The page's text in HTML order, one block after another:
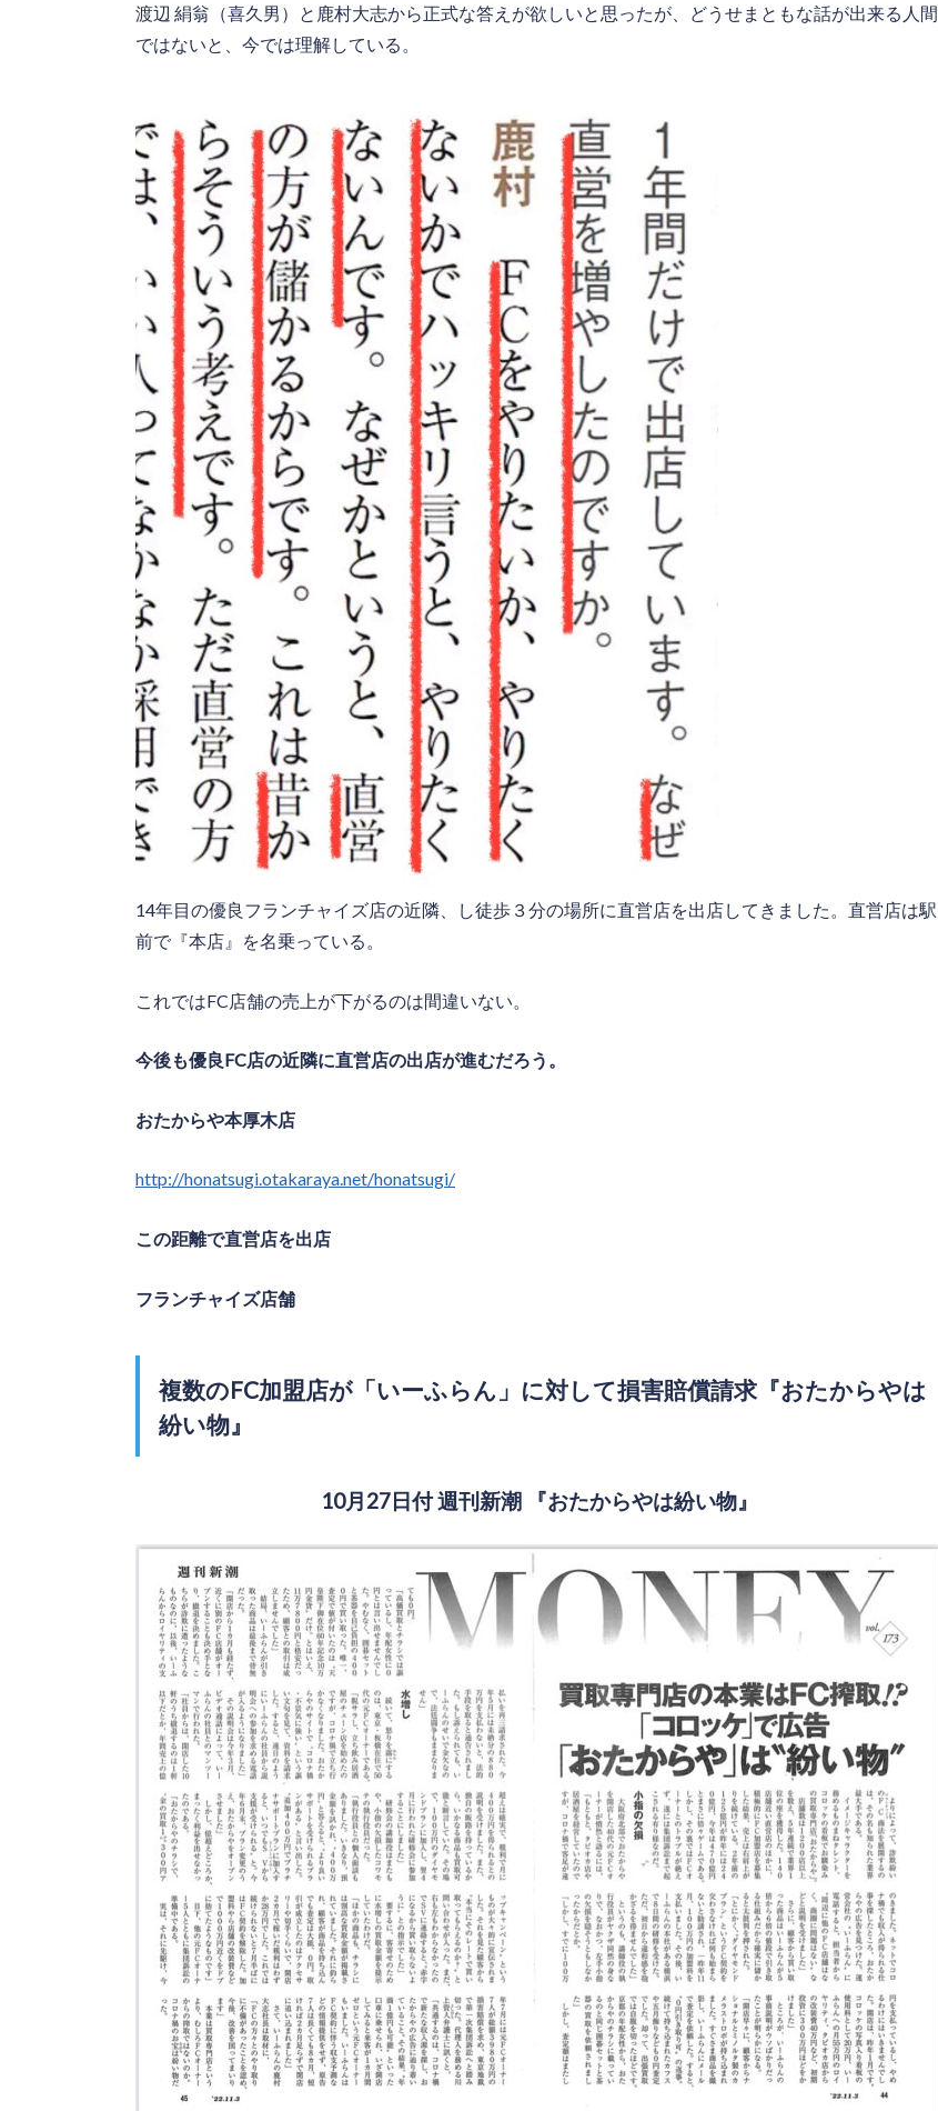
渡辺 絹翁（喜久男）と鹿村大志から正式な答えが欲しいと思ったが、どうせまともな話が出来る人間
ではないと、今では理解している。
14年目の優良フランチャイズ店の近隣、し徒歩３分の場所に直営店を出店してきました。直営店は駅
前で『本店』を名乗っている。
これではFC店舗の売上が下がるのは間違いない。
今後も優良FC店の近隣に直営店の出店が進むだろう。
おたからや本厚木店
http://honatsugi.otakaraya.net/honatsugi/
この距離で直営店を出店
フランチャイズ店舗
複数のFC加盟店が「いーふらん」に対して損害賠償請求『おたからやは
紛い物』
10月27日付 週刊新潮 『おたからやは紛い物』